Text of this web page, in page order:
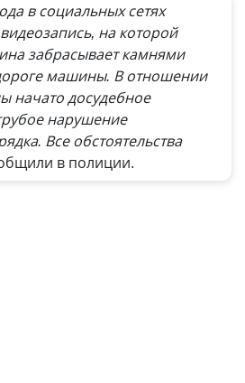
в социальных сетях
на которой
забрасывает камнями
машины. В отношении
начато досудебное
нарушение
Все обстоятельства
в полиции.